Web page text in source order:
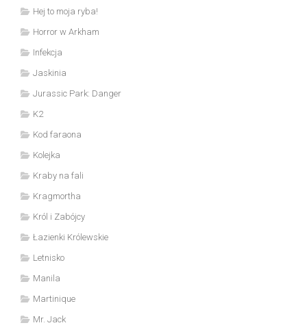
Hej to moja ryba!
Horror w Arkham
Infekcja
Jaskinia
Jurassic Park: Danger
K2
Kod faraona
Kolejka
Kraby na fali
Kragmortha
Król i Zabójcy
Łazienki Królewskie
Letnisko
Manila
Martinique
Mr. Jack